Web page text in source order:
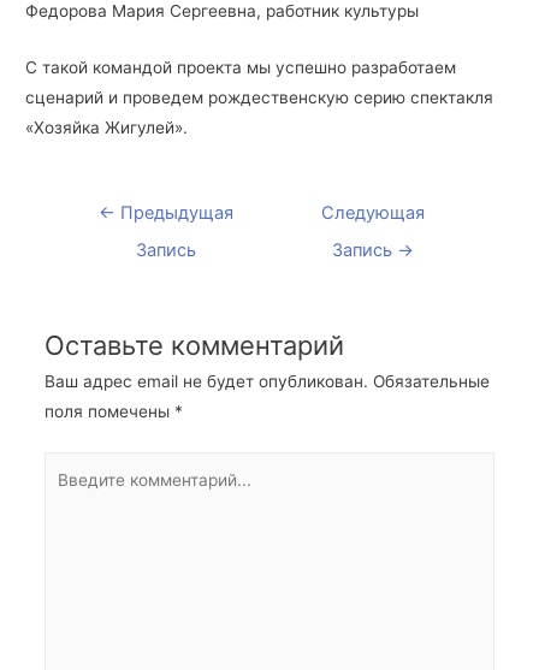
Федорова Мария Сергеевна, работник культуры
С такой командой проекта мы успешно разработаем
сценарий и проведем рождественскую серию спектакля
«Хозяйка Жигулей».
← Предыдущая
Запись
Следующая
Запись →
Оставьте комментарий
Ваш адрес email не будет опубликован. Обязательные
поля помечены *